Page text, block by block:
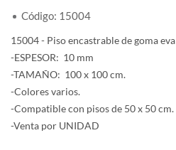
Código: 15004
15004 - Piso encastrable de goma eva
-ESPESOR: 10 mm
-TAMAÑO: 100 x 100 cm.
-Colores varios.
-Compatible con pisos de 50 x 50 cm.
-Venta por UNIDAD